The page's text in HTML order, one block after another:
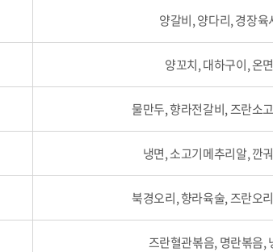
양갈비, 양다리, 경장육
양꼬치, 대하구이, 온면
물만두, 향라전갈비, 즈란소
냉면, 소고기메추리알, 깐
북경오리, 향라육술, 즈란오
즈란혈관볶음, 명란볶음,